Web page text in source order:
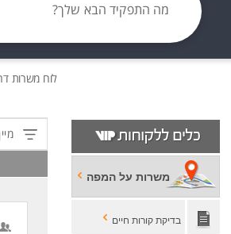
מה התפקיד הבא שלך?
לוח משרות
משרות על המפה
בדיקת קורות חיים